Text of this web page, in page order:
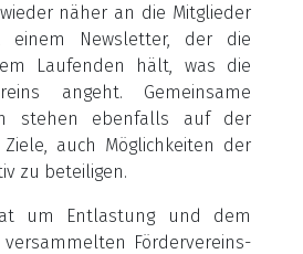
näher an die Mitglieder
einem Newsletter, der die
Laufenden hält, was die
angeht. Gemeinsame
stehen ebenfalls auf der
auch Möglichkeiten der
zu beteiligen.
um Entlastung und dem
Fördervereins-